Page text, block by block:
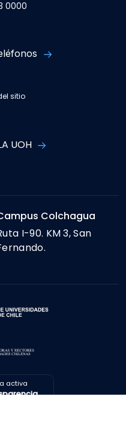
0000
sitio
UOH
Colchagua
I-90. KM 3, San
activa